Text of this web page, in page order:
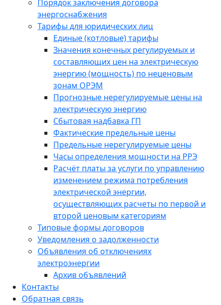
Порядок заключения договора
энергоснабжения
Тарифы для юридических лиц
Единые (котловые) тарифы
Значения конечных регулируемых и
составляющих цен на электрическую
энергию (мощность) по неценовым
зонам ОРЭМ
Прогнозные нерегулируемые цены на
электрическую энергию
Сбытовая надбавка ГП
Фактические предельные цены
Предельные нерегулируемые цены
Часы определения мощности на РРЭ
Расчёт платы за услуги по управлению
изменением режима потребления
электрической энергии,
осуществляющих расчеты по первой и
второй ценовым категориям
Типовые формы договоров
Уведомления о задолженности
Объявления об отключениях
электроэнергии
Архив объявлений
Контакты
Обратная связь